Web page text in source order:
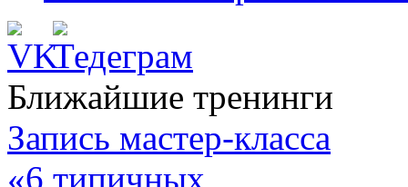
Ближайшие тренинги
Запись мастер-класса
«6 типичных